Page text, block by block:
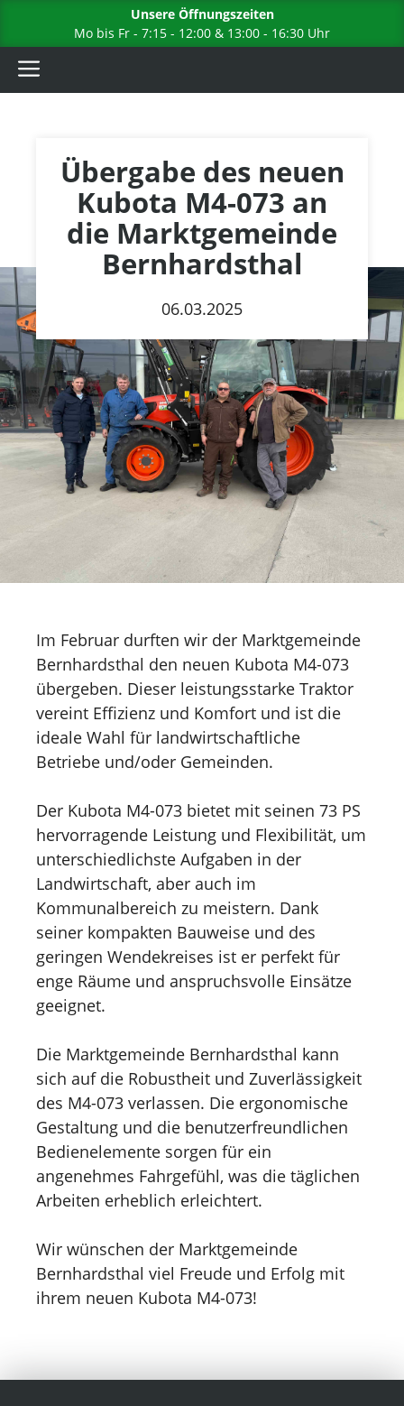
springen
Unsere Öffnungszeiten
Mo bis Fr - 7:15 - 12:00 & 13:00 - 16:30 Uhr
Menü
Übergabe des neuen
Kubota M4-073 an
die Marktgemeinde
Bernhardsthal
06.03.2025
Im Februar durften wir der Marktgemeinde
Bernhardsthal den neuen Kubota M4-073
übergeben. Dieser leistungsstarke Traktor
vereint Effizienz und Komfort und ist die
ideale Wahl für landwirtschaftliche
Betriebe und/oder Gemeinden.
Der Kubota M4-073 bietet mit seinen 73 PS
hervorragende Leistung und Flexibilität, um
unterschiedlichste Aufgaben in der
Landwirtschaft, aber auch im
Kommunalbereich zu meistern. Dank
seiner kompakten Bauweise und des
geringen Wendekreises ist er perfekt für
enge Räume und anspruchsvolle Einsätze
geeignet.
Die Marktgemeinde Bernhardsthal kann
sich auf die Robustheit und Zuverlässigkeit
des M4-073 verlassen. Die ergonomische
Gestaltung und die benutzerfreundlichen
Bedienelemente sorgen für ein
angenehmes Fahrgefühl, was die täglichen
Arbeiten erheblich erleichtert.
Wir wünschen der Marktgemeinde
Bernhardsthal viel Freude und Erfolg mit
ihrem neuen Kubota M4-073!